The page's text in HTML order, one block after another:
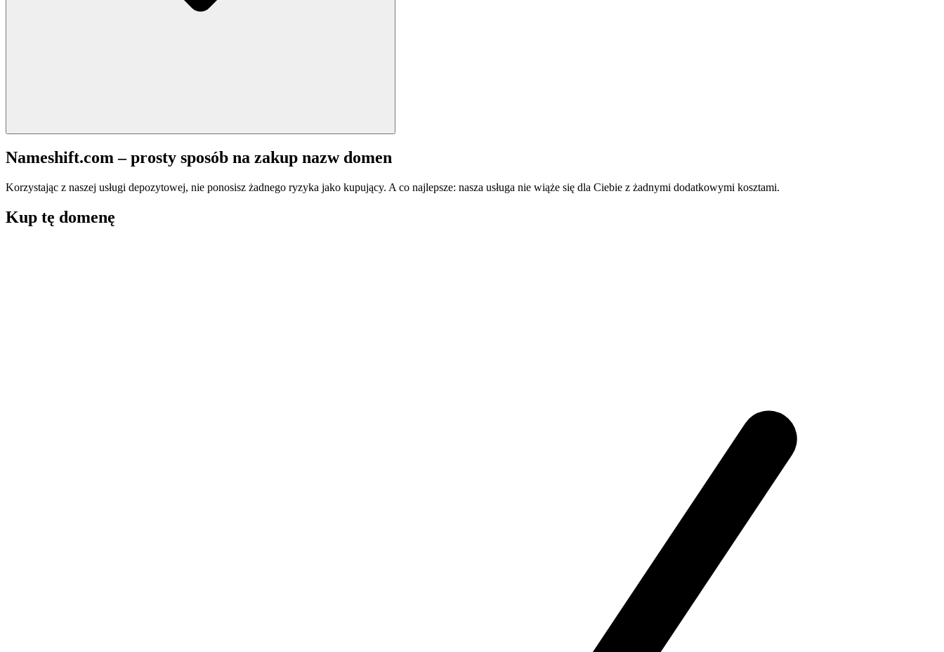
Nameshift.com – prosty sposób na zakup nazw domen
Korzystając z naszej usługi depozytowej, nie ponosisz żadnego ryzyka jako kupujący. A co najlepsze: nasza usługa nie wiąże się dla Ciebie z żadnymi dodatkowymi kosztami.
Kup tę domenę